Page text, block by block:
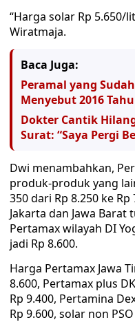
“Harga solar Rp 5.650/
Wiratmaja.
Baca Juga:
Peramal yang
Menyebut 2016
Dokter Cantik
Surat: “Saya Pergi
Dwi menambahkan,
produk-produk yang
350 dari Rp 8.250 ke
Jakarta dan Jawa Barat
Pertamax wilayah DI
jadi Rp 8.600.
Harga Pertamax Jawa
8.600, Pertamax plus
Rp 9.400, Pertamina
Rp 9.600, solar non